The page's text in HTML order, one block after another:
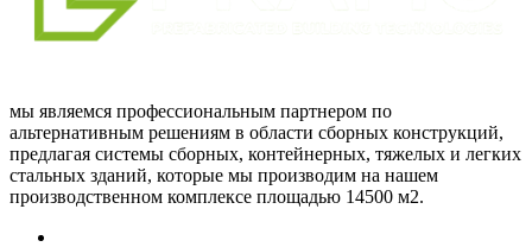
мы являемся профессиональным партнером по
альтернативным решениям в области сборных конструкций,
предлагая системы сборных, контейнерных, тяжелых и легких
стальных зданий, которые мы производим на нашем
производственном комплексе площадью 14500 м2.